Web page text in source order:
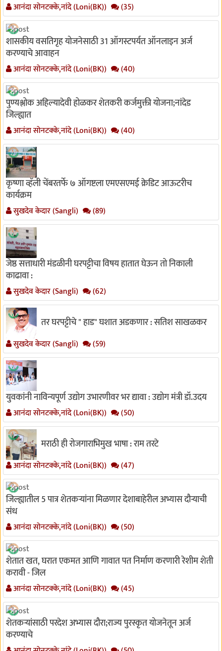
आनंदा सोनटक्के,नांदे (Loni(BK)) (35)
शासकीय वसतिगृह योजनेसाठी 31 ऑगस्टपर्यत ऑनलाइन अर्ज
करण्याचे आवाहन
आनंदा सोनटक्के,नांदे (Loni(BK)) (40)
पुण्यश्लोक अहिल्यादेवी होळकर शेतकरी कर्जमुक्ती योजना;नांदेड
जिल्ह्यात
आनंदा सोनटक्के,नांदे (Loni(BK)) (40)
कृष्णा व्हॅली चेंबरतर्फे ७ ऑगष्टला एमएसएमई क्रेडिट आऊटरीच
कार्यक्रम
सुखदेव केदार (Sangli) (89)
जेष्ठ सत्ताधारी मंडळीनी घरपट्टीचा विषय हातात घेऊन तो निकाली
काढावा :
सुखदेव केदार (Sangli) (62)
तर घरपट्टीचे " हाड" घशात अडकणार : सतिश साखळकर
सुखदेव केदार (Sangli) (59)
युवकांनी नाविन्यपूर्ण उद्योग उभारणीवर भर द्यावा : उद्योग मंत्री डॉ.उदय
आनंदा सोनटक्के,नांदे (Loni(BK)) (50)
मराठी ही रोजगाराभिमुख भाषा : राम तरटे
आनंदा सोनटक्के,नांदे (Loni(BK)) (47)
जिल्ह्यातील 5 पात्र शेतकऱ्यांना मिळणार देशाबाहेरील अभ्यास दौऱ्याची
संध
आनंदा सोनटक्के,नांदे (Loni(BK)) (50)
शेतात खत, घरात एकमत आणि गावात पत निर्माण करणारी रेशीम शेती
करावी - जिल
आनंदा सोनटक्के,नांदे (Loni(BK)) (45)
शेतकऱ्यांसाठी परदेश अभ्यास दौरा;राज्य पुरस्कृत योजनेतून अर्ज
करण्याचे